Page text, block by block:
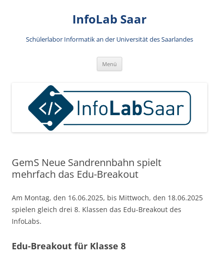
InfoLab Saar
Schülerlabor Informatik an der Universität des Saarlandes
Menü
GemS Neue Sandrennbahn spielt
mehrfach das Edu-Breakout
Am Montag, den 16.06.2025, bis Mittwoch, den 18.06.2025
spielen gleich drei 8. Klassen das Edu-Breakout des
InfoLabs.
Edu-Breakout für Klasse 8